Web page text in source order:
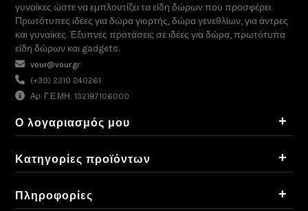
γυναίκες ώστε να εμπλουτίζει τα είδη δώρων που προσφέρει.
Πρωτότυπες ιδέες για δώρα γιορτής, δώρα γενεθλίων, για άντρες
και γυναίκες. Έξυπνες προτάσεις σε ιδέες για δώρα, πρωτότυπα
είδη δώρων και gadgets.
vour@vour.gr
(+30) 2310 240261
Αρ. Γ.Ε.ΜΗ: 132187106000
Ο λογαριασμός μου +
Κατηγορίες προϊόντων +
Πληροφορίες +